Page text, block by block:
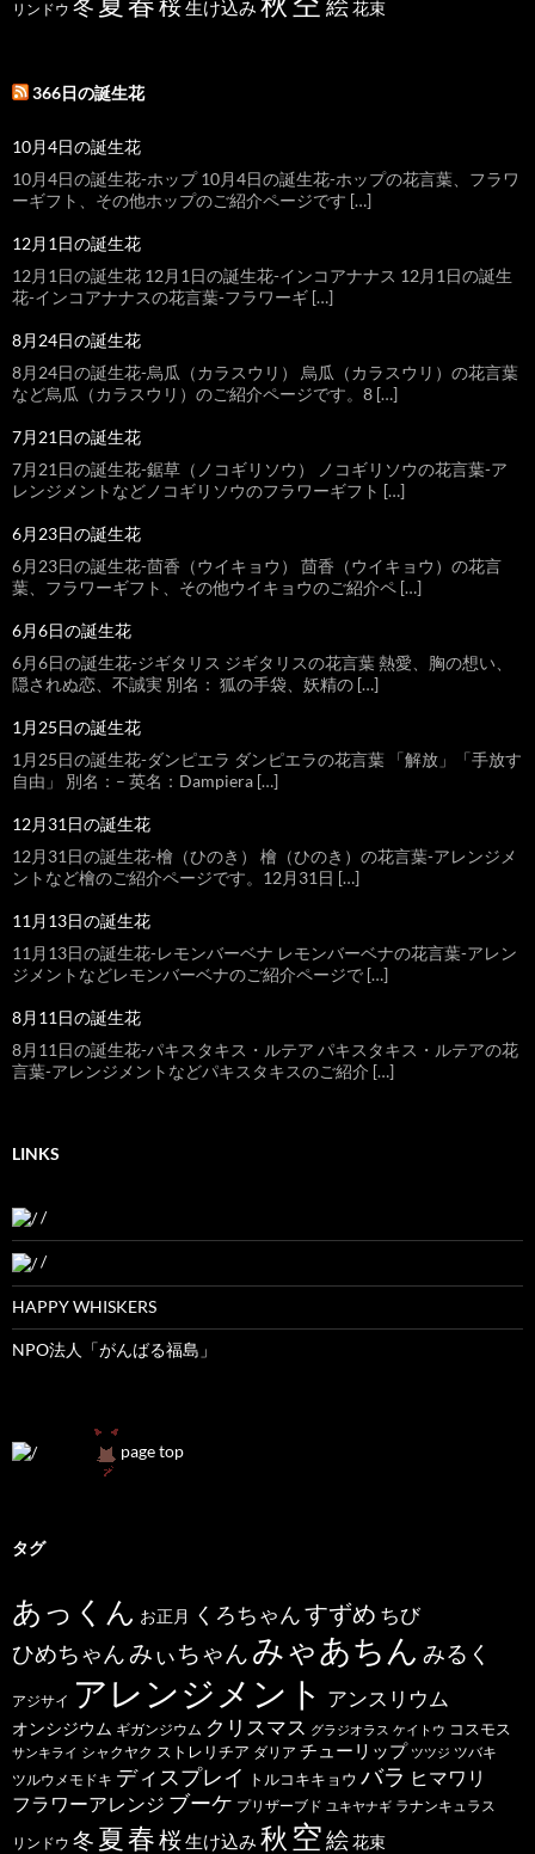
リンドウ 冬 生け込み 花束
366日の誕生花
10月4日の誕生花
10月4日の誕生花-ホップ 10月4日の誕生花-ホップの花言葉、フラワ
ーギフト、その他ホップのご紹介ページです […]
12月1日の誕生花
12月1日の誕生花 12月1日の誕生花-インコアナナス 12月1日の誕生
花-インコアナナスの花言葉-フラワーギ […]
8月24日の誕生花
8月24日の誕生花-烏瓜（カラスウリ） 烏瓜（カラスウリ）の花言葉
など烏瓜（カラスウリ）のご紹介ページです。8 […]
7月21日の誕生花
7月21日の誕生花-鋸草（ノコギリソウ） ノコギリソウの花言葉-ア
レンジメントなどノコギリソウのフラワーギフト […]
6月23日の誕生花
6月23日の誕生花-茴香（ウイキョウ） 茴香（ウイキョウ）の花言
葉、フラワーギフト、その他ウイキョウのご紹介ペ […]
6月6日の誕生花
6月6日の誕生花-ジギタリス ジギタリスの花言葉 熱愛、胸の想い、
隠されぬ恋、不誠実 別名： 狐の手袋、妖精の […]
1月25日の誕生花
1月25日の誕生花-ダンピエラ ダンピエラの花言葉 「解放」「手放す
自由」 別名：– 英名：Dampiera […]
12月31日の誕生花
12月31日の誕生花-檜（ひのき） 檜（ひのき）の花言葉-アレンジメ
ントなど檜のご紹介ページです。12月31日 […]
11月13日の誕生花
11月13日の誕生花-レモンバーベナ レモンバーベナの花言葉-アレン
ジメントなどレモンバーベナのご紹介ページで […]
8月11日の誕生花
8月11日の誕生花-パキスタキス・ルテア パキスタキス・ルテアの花
言葉-アレンジメントなどパキスタキスのご紹介 […]
LINKS
/
/
HAPPY WHISKERS
NPO法人「がんばる福島」
page top
タグ
あっくん お正月 くろちゃんすずめ ちび
ひめちゃん みぃちゃん みゃあちん みるく
アジサイ アレンジメント アンスリウム
オンシジウム ギガンジウム クリスマス グラジオラス ケイトウ コスモス
サンキライ シャクヤク ストレリチア ダリア チューリップ ツツジ ツバキ
ツルウメモドキ ディスプレイ トルコキキョウ バラ ヒマワリ
フラワーアレンジ ブーケ プリザーブド ユキヤナギ ラナンキュラス
リンドウ 冬 夏春桜生け込み 秋 空絵花束